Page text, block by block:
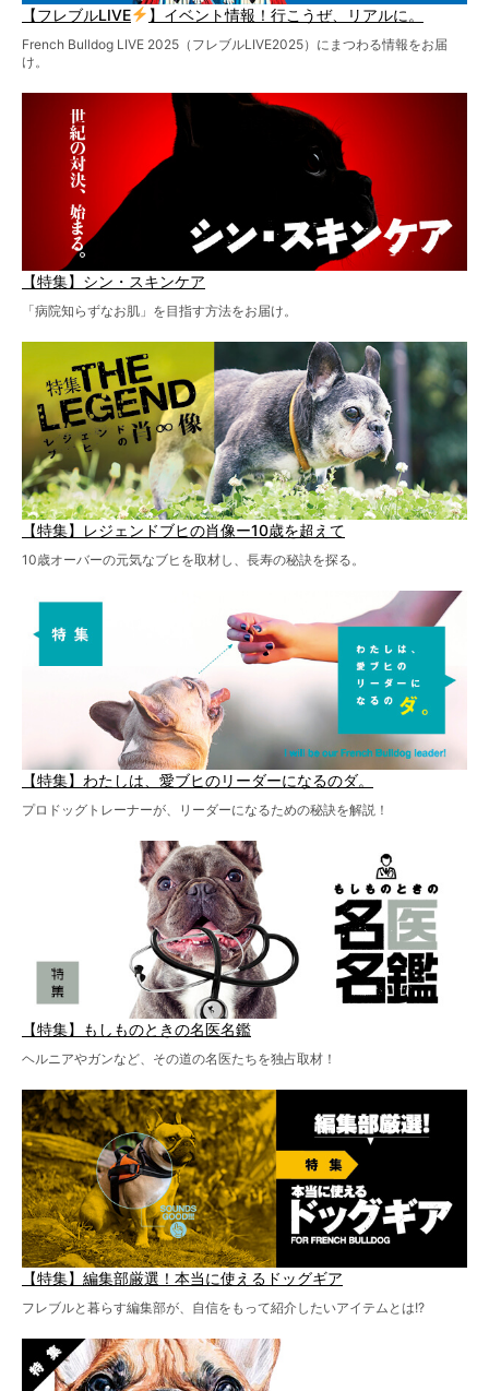
【フレブルLIVE 】イベント情報！行こうぜ、リアルに。
French Bulldog LIVE 2025（フレブルLIVE2025）にまつわる情報をお届
け。
【特集】シン・スキンケア
「病院知らずなお肌」を目指す方法をお届け。
【特集】レジェンドブヒの肖像ー10歳を超えて
10歳オーバーの元気なブヒを取材し、長寿の秘訣を探る。
【特集】わたしは、愛ブヒのリーダーになるのダ。
プロドッグトレーナーが、リーダーになるための秘訣を解説！
【特集】もしものときの名医名鑑
ヘルニアやガンなど、その道の名医たちを独占取材！
【特集】編集部厳選！本当に使えるドッグギア
フレブルと暮らす編集部が、自信をもって紹介したいアイテムとは!?